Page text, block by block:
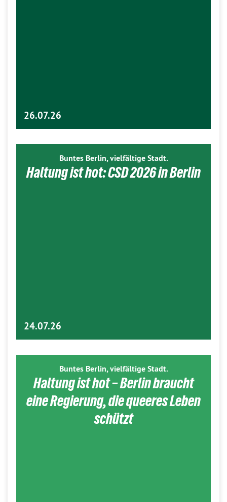
26.07.26
Buntes Berlin, vielfältige Stadt.
Haltung ist hot: CSD 2026 in Berlin
24.07.26
Buntes Berlin, vielfältige Stadt.
Haltung ist hot – Berlin braucht
eine Regierung, die queeres Leben
schützt